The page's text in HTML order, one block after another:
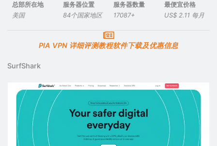
总部所在地
美国
服务器位置
84个国家地区
服务器数量
17087+
最便宜价格
US$ 2.11 每月
PIA VPN 详细评测教程软件下载及优惠信息
SurfShark